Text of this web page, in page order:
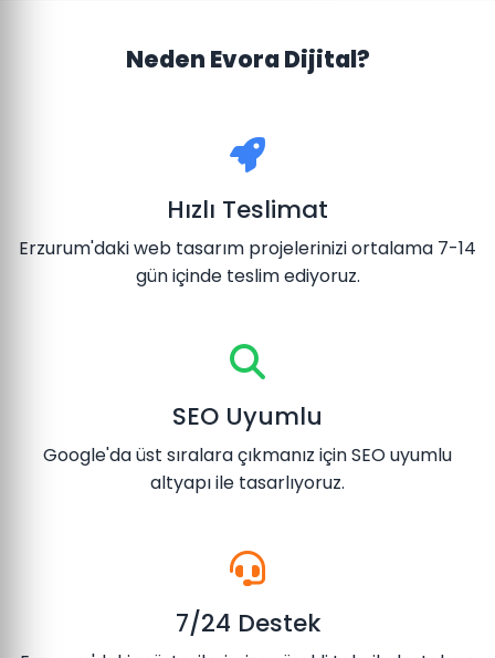
Neden Evora Dijital?
Hızlı Teslimat
Erzurum'daki web tasarım projelerinizi ortalama 7-14
gün içinde teslim ediyoruz.
SEO Uyumlu
Google'da üst sıralara çıkmanız için SEO uyumlu
altyapı ile tasarlıyoruz.
7/24 Destek